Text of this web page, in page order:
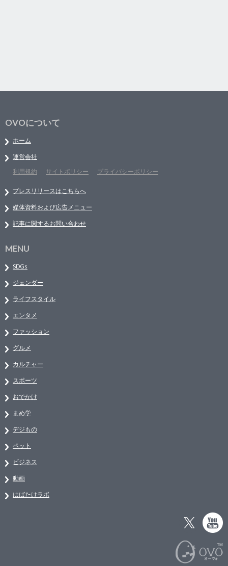
OVOについて
ホーム
運営会社
利用規約
サイトポリシー プライバシーポリシー
プレスリリースはこちらへ
媒体資料および広告メニュー
記事に関するお問い合わせ
MENU
SDGs
ジェンダー
ライフスタイル
エンタメ
ファッション
グルメ
カルチャー
スポーツ
おでかけ
まめ学
デジもの
ペット
ビジネス
動画
はばたけラボ